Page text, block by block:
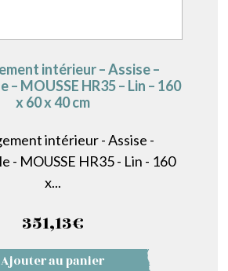
intérieur – Assise –
– MOUSSE HR35 – Lin – 160
x 60 x 40 cm
intérieur - Assise -
- MOUSSE HR35 - Lin - 160
x...
351,13€
Ajouter au panier